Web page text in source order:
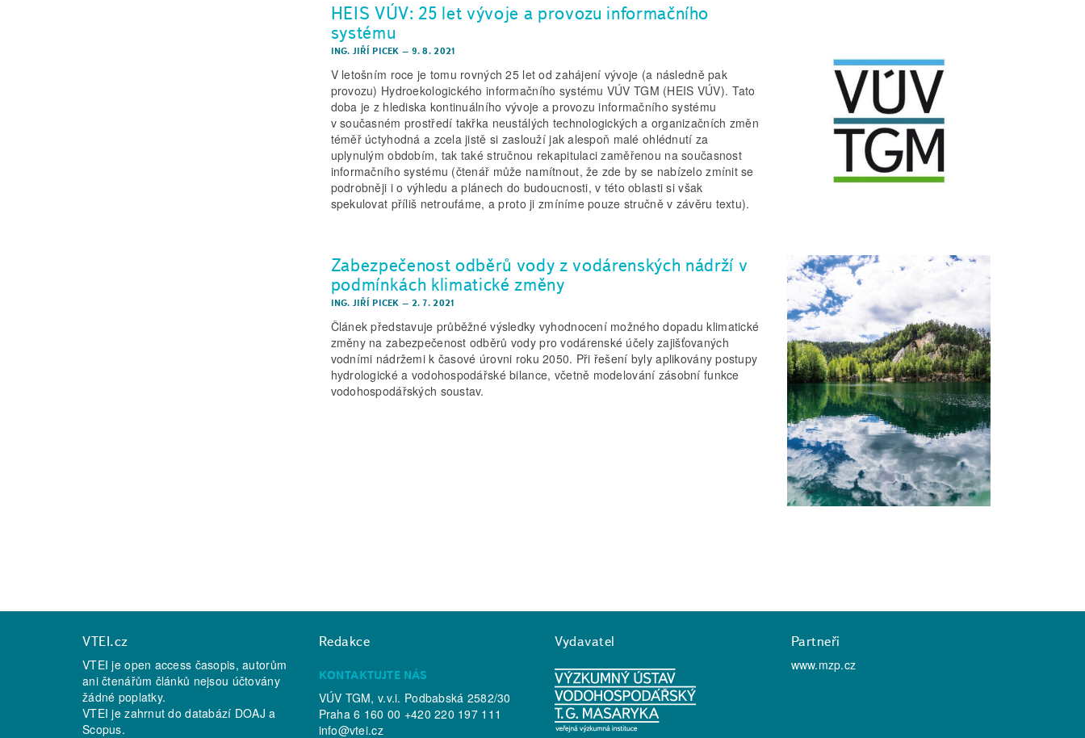
HEIS VÚV: 25 let vývoje a provozu informačního
systému
ING. JIŘÍ PICEK – 9. 8. 2021
V letošním roce je tomu rovných 25 let od zahájení vývoje (a následně pak
provozu) Hydroekologického informačního systému VÚV TGM (HEIS VÚV). Tato
doba je z hlediska kontinuálního vývoje a provozu informačního systému
v současném prostředí takřka neustálých technologických a organizačních změn
téměř úctyhodná a zcela jistě si zaslouží jak alespoň malé ohlédnutí za
uplynulým obdobím, tak také stručnou rekapitulaci zaměřenou na současnost
informačního systému (čtenář může namítnout, že zde by se nabízelo zmínit se
podrobněji i o výhledu a plánech do budoucnosti, v této oblasti si však
spekulovat příliš netroufáme, a proto ji zmíníme pouze stručně v závěru textu).
Zabezpečenost odběrů vody z vodárenských nádrží v
podmínkách klimatické změny
ING. JIŘÍ PICEK – 2. 7. 2021
Článek představuje průběžné výsledky vyhodnocení možného dopadu klimatické
změny na zabezpečenost odběrů vody pro vodárenské účely zajišťovaných
vodními nádržemi k časové úrovni roku 2050. Při řešení byly aplikovány postupy
hydrologické a vodohospodářské bilance, včetně modelování zásobní funkce
vodohospodářských soustav.
VTEI.cz
VTEI je open access časopis, autorům
ani čtenářům článků nejsou účtovány
žádné poplatky.
VTEI je zahrnut do databází DOAJ a
Scopus.
Redakce
KONTAKTUJTE NÁS
VÚV TGM, v.v.i. Podbabská 2582/30
Praha 6 160 00 +420 220 197 111
info@vtei.cz
Vydavatel
Partneři
www.mzp.cz